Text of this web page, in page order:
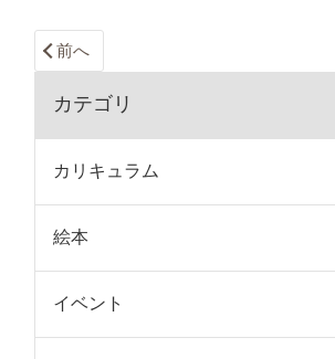
前へ
カテゴリ
カリキュラム
絵本
イベント